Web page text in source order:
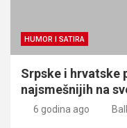
HUMOR I SATIRA
Srpske i hrvatske
najsmešnijih na
6 godina ago